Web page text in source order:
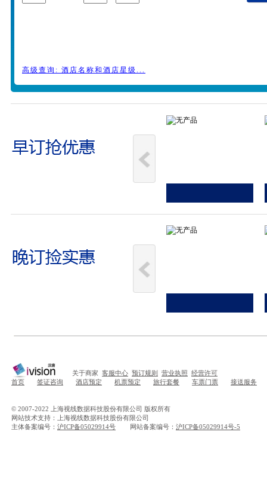
高级查询: 酒店名称和酒店星级...
关于商家 客服中心 预订规则 营业执照 经营许可
首页
签证咨询 酒店预定 机票预定 旅行套餐 车票门票 接送服务
© 2007-2022 上海视线数据科技股份有限公司 版权所有
网站技术支持：上海视线数据科技股份有限公司
主体备案编号： 沪ICP备05029914号 网站备案编号： 沪ICP备05029914号-5